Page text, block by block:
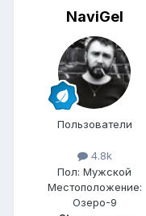
NaviGel
Пользователи
4.8k
Пол: Мужской
Местоположение:
Озеро-9